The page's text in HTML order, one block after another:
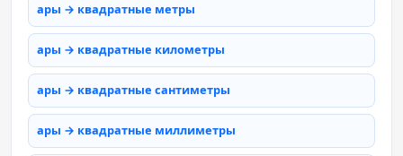
ары → квадратные метры
ары → квадратные километры
ары → квадратные сантиметры
ары → квадратные миллиметры